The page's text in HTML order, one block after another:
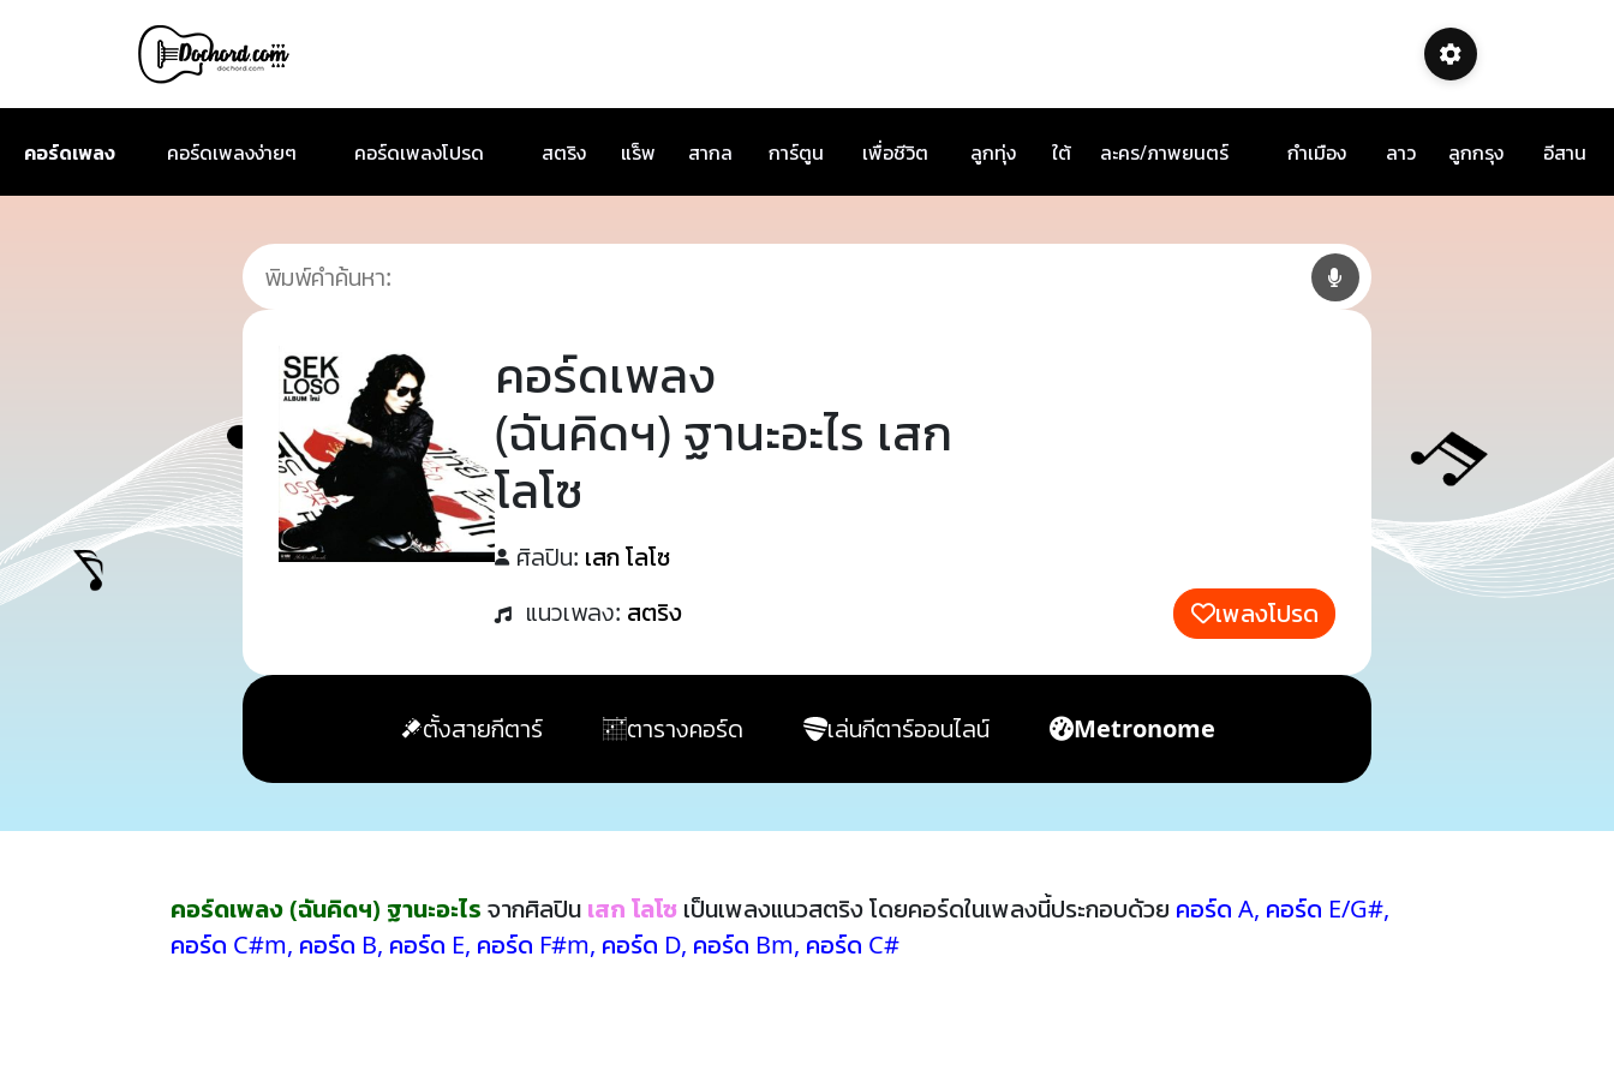
คอร์ดเพลง คอร์ดเพลงง่ายๆ คอร์ดเพลงโปรด สตริง แร็พ สากล การ์ตูน เพื่อชีวิต ลูกทุ่ง ใต้ ละคร/ภาพยนตร์ กำเมือง ลาว ลูกกรุง อีสาน
คอร์ดเพลง
(ฉันคิดฯ) ฐานะอะไร เสก
โลโซ
ศิลปิน: เสก โลโซ
แนวเพลง: สตริง เพลงโปรด
ตั้งสายกีตาร์ ตารางคอร์ด เล่นกีตาร์ออนไลน์ Metronome
คอร์ดเพลง (ฉันคิดฯ) ฐานะอะไร จากศิลปิน เสก โลโซ เป็นเพลงแนวสตริง โดยคอร์ดในเพลงนี้ประกอบด้วย คอร์ด A, คอร์ด E/G#,
คอร์ด C#m, คอร์ด B, คอร์ด E, คอร์ด F#m, คอร์ด D, คอร์ด Bm, คอร์ด C#